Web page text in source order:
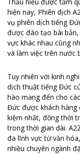
hiện nay, Phiên dịch
vụ phiên dịch tiếng
được đào tạo bài
vực khác nhau cũng
và làm việc trên nước
Tuy nhiên với kinh
dịch thuật tiếng Đức
hào mang đến cho
Đức được khách hàng
kiệm nhất, đồng thời
trong thời gian dài.
đa lĩnh vực từ văn
nhiều chuyên ngành